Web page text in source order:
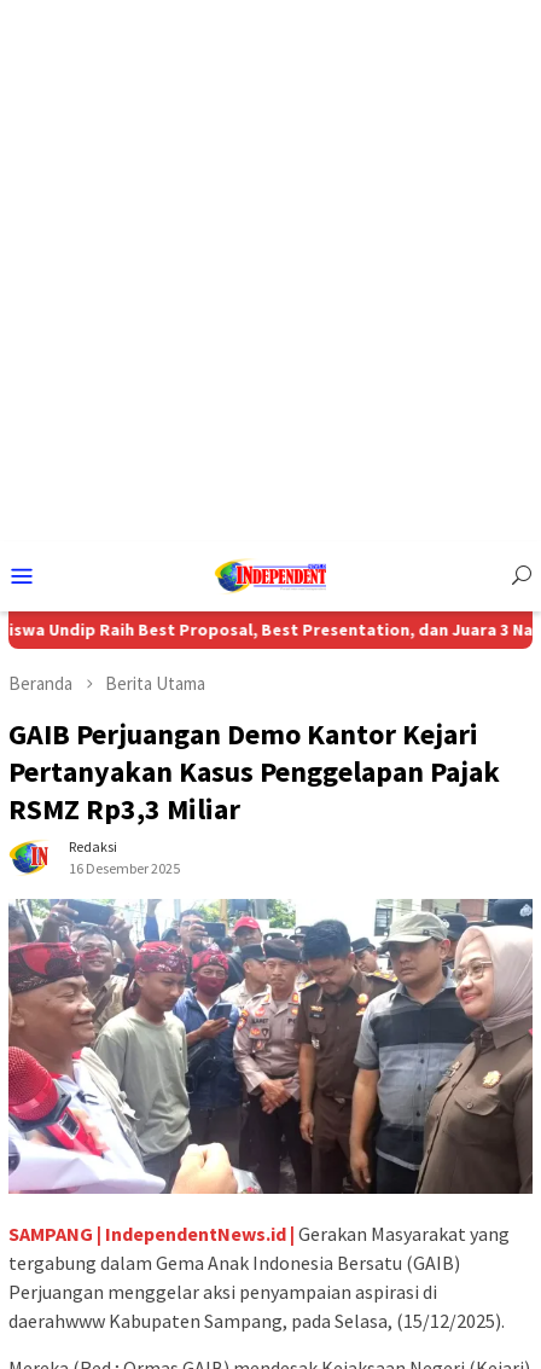
Mobile
Raih Best Proposal, Best Presentation, dan Juara 3 Nasional
Beranda Berita Utama
GAIB Perjuangan Demo Kantor Kejari
Pertanyakan Kasus Penggelapan Pajak
RSMZ Rp3,3 Miliar
Redaksi
16 Desember 2025
SAMPANG | IndependentNews.id | Gerakan Masyarakat yang
tergabung dalam Gema Anak Indonesia Bersatu (GAIB)
Perjuangan menggelar aksi penyampaian aspirasi di
daerahwww Kabupaten Sampang, pada Selasa, (15/12/2025).